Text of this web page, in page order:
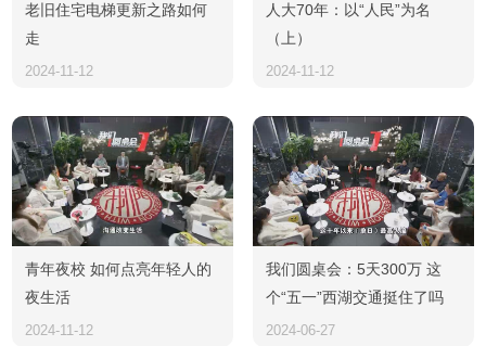
老旧住宅电梯更新之路如何
走
2024-11-12
人大70年：以“人民”为名
（上）
2024-11-12
青年夜校 如何点亮年轻人的
夜生活
2024-11-12
我们圆桌会：5天300万 这
个“五一”西湖交通挺住了吗
2024-06-27